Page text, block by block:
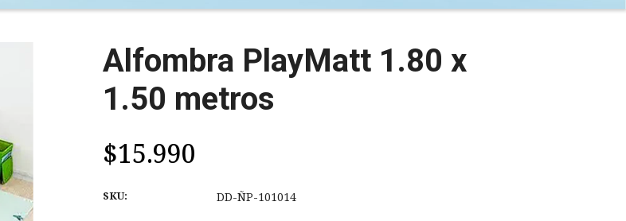
Alfombra PlayMatt 1.80 x
1.50 metros
$15.990
SKU: DD-ÑP-101014